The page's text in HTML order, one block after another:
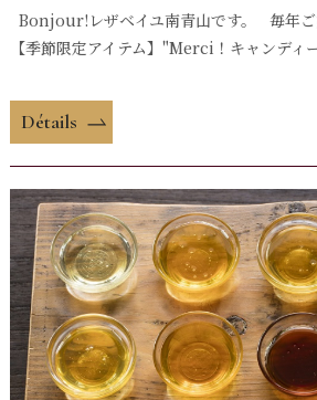
Bonjour!レザベイユ南青山です。 毎年ご
【季節限定アイテム】"Merci！キャンディ
Détails